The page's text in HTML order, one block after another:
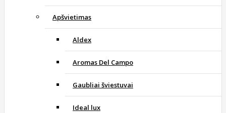
Apšvietimas
Aldex
Aromas Del Campo
Gaubliai šviestuvai
Ideal lux